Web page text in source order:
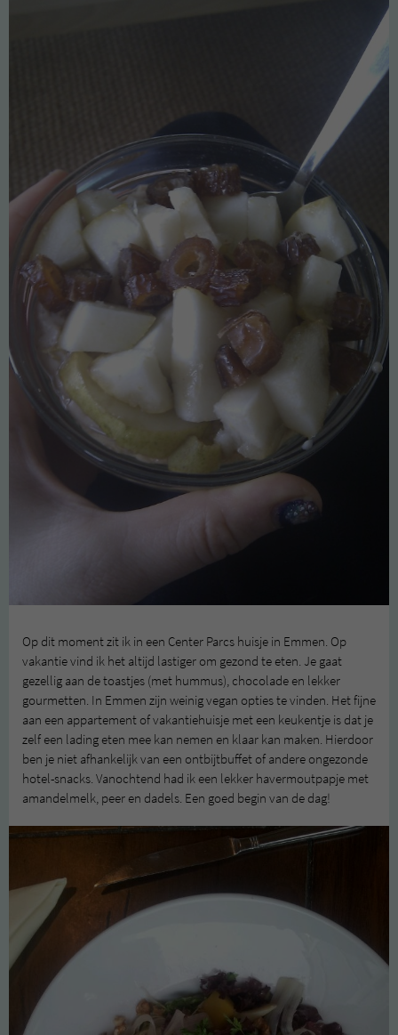
Op dit moment zit ik in een Center Parcs huisje in Emmen. Op
vakantie vind ik het altijd lastiger om gezond te eten. Je gaat
gezellig aan de toastjes (met hummus), chocolade en lekker
gourmetten. In Emmen zijn weinig vegan opties te vinden. Het fijne
aan een appartement of vakantiehuisje met een keukentje is dat je
zelf een lading eten mee kan nemen en klaar kan maken. Hierdoor
ben je niet afhankelijk van een ontbijtbuffet of andere ongezonde
hotel-snacks. Vanochtend had ik een lekker havermoutpapje met
amandelmelk, peer en dadels. Een goed begin van de dag!